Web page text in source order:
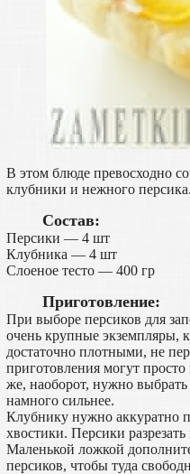
В этом блюде превосходно
клубники и нежного персика.
Состав:
Персики — 4 шт
Клубника — 4 шт
Слоеное тесто — 400 гр
Приготовление:
При выборе персиков для
очень крупные экземпляры,
достаточно плотными, не
приготовления могут
же, наоборот, нужно
намного сильнее.
Клубнику нужно аккуратно
хвостики. Персики
Маленькой ложкой
персиков, чтобы туда